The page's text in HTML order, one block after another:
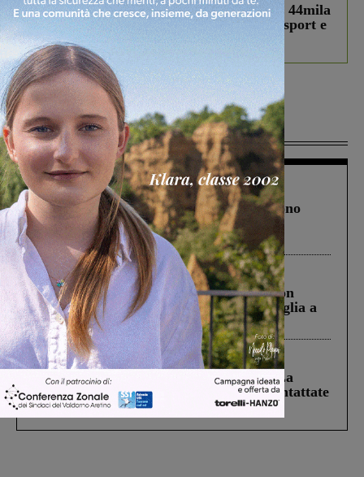
Estra Notizie agosto: Smart Cities, oltre 44mila
studenti coinvolti, torna il bando per lo sport e
debutta il podcast Estrair
Più lette
Cronaca 4 Agosto 2026
Un anno fa la strage in A1 in cui morirono
Gianni, Giulia e Franco. Lo schianto, il
processo, lo stop ai sorpassi fra tir....
Cronaca 3 Agosto 2026
Scomparso da una struttura di Castiglion
Fiorentino l’uomo che aveva ucciso la figlia a
Levane nel 2020
Cronaca 5 Agosto 2026
Continuano le ricerche di Miah Billal. La
Prefettura: “In caso di avvistamento contattate
il 112”